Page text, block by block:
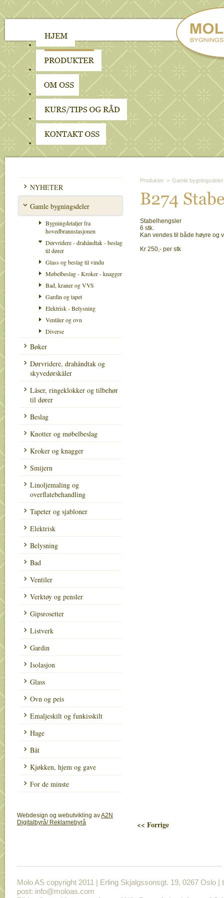
NYHETER
Gamle bygningsdeler
Bygningdetaljer fra
hovedbrannstasjonen
Dørvridere - drahåndtak - beslag
til dører
Glass og beslag til vindu
Møbelbeslag - Kroker - knagger
Bad, kraner og VVS
Gardin og tapet
Elektrisk - Belysning
Ventiler og ovn
Diverse
Bøker
Dørvridere, drahåndtak og
skyvedørskåler
Låser, ringeklokker og tilbehør
til dører
Beslag
Knotter og møbelbeslag
Kroker og knagger
Smijern
Linoljemaling og
overflatebehandling
Tapeter og sjabloner
Elektrisk
Belysning
Bad
Ventiler
Verktøy og pensler
Gipsrosetter
Listverk
Gardin
Isolasjon
Glass
Ovn og peis
Emaljeskilt og funkisskilt
Hage
Båt
Kjøkken, hjem og gave
For de minste
Produkter > Gamle bygningsdeler
B274
Stabelhengsler
6 stk.
Kan vendes til både høyre og
Kr 250,- per stk
<< Forrige
Molo AS copyright 2011 | Erling Skjalgssonsgt. 19, 0267 Oslo |
post: info@moloas.com
Webdesign og webutvikling avA2N
Digitalbyrå/ Reklamebyrå